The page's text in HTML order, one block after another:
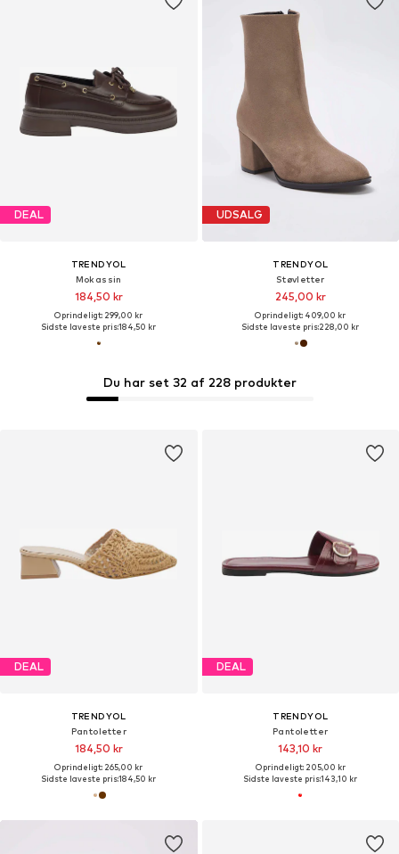
DEAL
TRENDYOL
Mokassin
184,50 kr
Oprindeligt: 299,00 kr
Sidste laveste pris:184,50 kr
UDSALG
TRENDYOL
Støvletter
245,00 kr
Oprindeligt: 409,00 kr
Sidste laveste pris:228,00 kr
Du har set 32 af 228 produkter
DEAL
TRENDYOL
Pantoletter
184,50 kr
Oprindeligt: 265,00 kr
Sidste laveste pris:184,50 kr
DEAL
TRENDYOL
Pantoletter
143,10 kr
Oprindeligt: 205,00 kr
Sidste laveste pris:143,10 kr